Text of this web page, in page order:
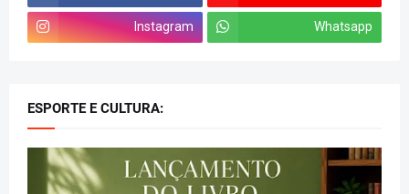
Instagram Whatsapp
ESPORTE E CULTURA: